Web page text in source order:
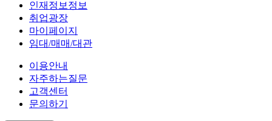
인
인재정보정보
취업광장
마이페이지
임대/매매/대관
이용안내
자주하는질문
고객센터
문의하기